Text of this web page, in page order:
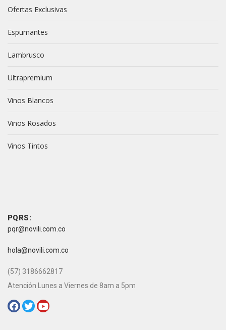
Ofertas Exclusivas
Espumantes
Lambrusco
Ultrapremium
Vinos Blancos
Vinos Rosados
Vinos Tintos
PQRS:
pqr@novili.com.co
hola@novili.com.co
(57) 3186662817
Atención Lunes a Viernes de 8am a 5pm